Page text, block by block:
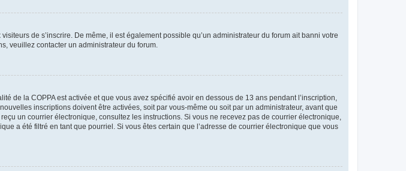
de s’inscrire. De même, il est également possible qu’un administrateur du forum ait banni votre
veuillez contacter un administrateur du forum.
de la COPPA est activée et que vous avez spécifié avoir en dessous de 13 ans pendant l’inscription,
inscriptions doivent être activées, soit par vous-même ou soit par un administrateur, avant que
un courrier électronique, consultez les instructions. Si vous ne recevez pas de courrier électronique,
a été filtré en tant que pourriel. Si vous êtes certain que l’adresse de courrier électronique que vous